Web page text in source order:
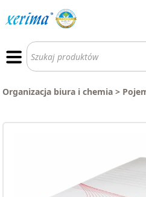
Wyszukiwarka
produktów
Organizacja biura i chemia >